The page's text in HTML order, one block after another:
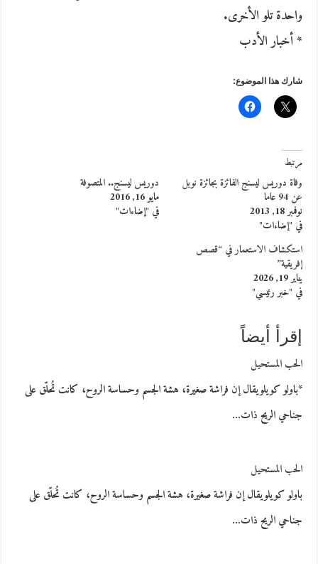
واحدة تلو الأخرى‮.‬
* أخبار الأدب
شارك هذا الموضوع:
مرتبط
وفاة دوريس ليسنج الفائزة بجائزة نوبل
عن 94 عاما
نوفمبر 18, 2013
في "إضاءات"
دوريس ليسنج.. المتصوفة
مايو 16, 2016
في "إضاءات"
استكشاف الاستعمار في “قصص
إفريقية”
يناير 19, 2026
في "خبر رئيسي"
إقرأ أيضاً
الحب المستحيل
*باولو كويلويقال إن فراشة صغيرة، هشة الجسم وحساسة الروح، كانت تُحلّق على
جناحي الريح ذات…
الحب المستحيل
باولو كويلويقال إن فراشة صغيرة، هشة الجسم وحساسة الروح، كانت تُحلّق على
جناحي الريح ذات…